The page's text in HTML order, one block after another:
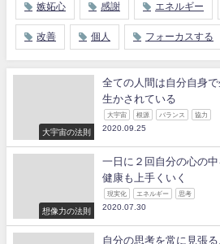
嫉妬心 感謝 エネルギー
改善 個人 フォーカスする
大宇宙の法則
全ての人間は自分自身
生かされている
大宇宙 根源 バランス 協力
2020.09.25
想像力の法則
一日に２回自分の心の
健康も上手くいく
現実化 エネルギー 思考
2020.07.30
自分の思考を常に見張